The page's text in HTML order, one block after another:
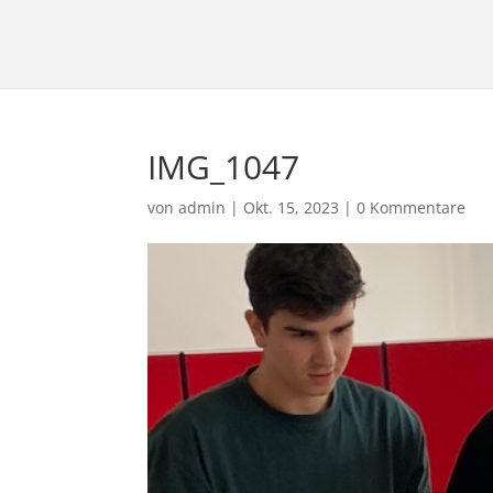
IMG_1047
vonadmin | Okt. 15, 2023 |0 Kommentare